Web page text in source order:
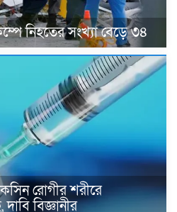
নিহতের সংখ্যা বেড়ে ৩৪
রোগীর শরীরে
বিজ্ঞানীর